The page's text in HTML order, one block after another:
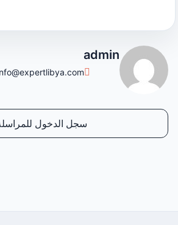
admin
سجل الدخول